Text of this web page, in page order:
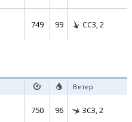
749 99 ССЗ, 2
Ветер
750 96 ЗСЗ, 2